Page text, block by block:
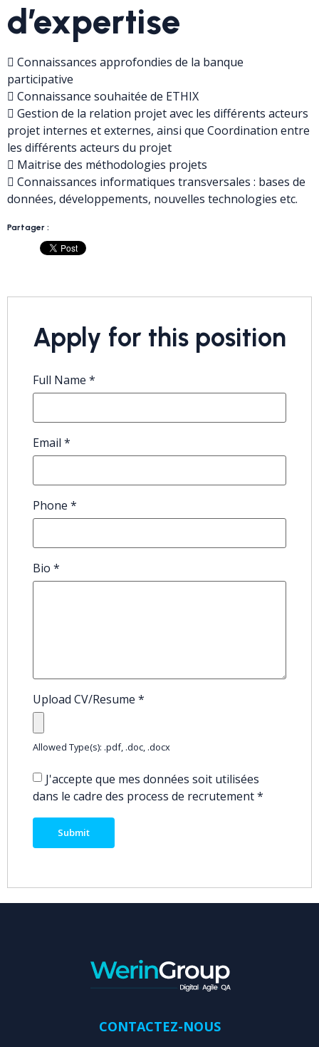
d’expertise
 Connaissances approfondies de la banque
participative
 Connaissance souhaitée de ETHIX
 Gestion de la relation projet avec les différents acteurs
projet internes et externes, ainsi que Coordination entre
les différents acteurs du projet
 Maitrise des méthodologies projets
 Connaissances informatiques transversales : bases de
données, développements, nouvelles technologies etc.
Partager :
Apply for this position
Full Name *
Email *
Phone *
Bio *
Upload CV/Resume *
Allowed Type(s): .pdf, .doc, .docx
J'accepte que mes données soit utilisées
dans le cadre des process de recrutement*
CONTACTEZ-NOUS